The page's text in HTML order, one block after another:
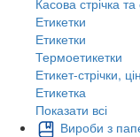
Етикетки
Етикетки
Термоетикетки
Етикет-стрічки,
Етикетка
Показати всі
Вироби з